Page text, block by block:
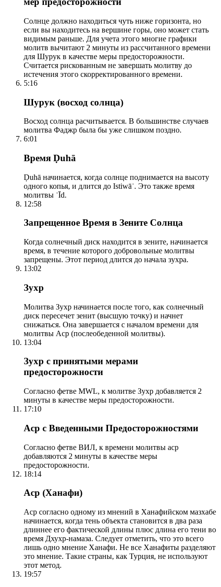
Солнце должно находиться чуть ниже горизонта, но
если вы находитесь на вершине горы, оно может стать
видимым раньше. Для учета этого многие графики
молитв вычитают 2 минуты из рассчитанного времени
для Шурук в качестве меры предосторожности.
Считается рискованным не завершать молитву до
истечения этого скорректированного времени.
5:16
Шурук (восход солнца)
Восход солнца расчитывается. В большинстве случаев
молитва Фаджр была бы уже слишком поздно.
6:01
Время Ḍuhā
Ḍuhā начинается, когда солнце поднимается на высоту
одного копья, и длится до Istiwāʾ. Это также время
молитвы ʿĪd.
12:58
Запрещенное Время в Зените Солнца
Когда солнечный диск находится в зените, начинается
время, в течение которого добровольные молитвы
запрещены. Этот период длится до начала зухра.
13:02
Зухр
Молитва Зухр начинается после того, как солнечный
диск пересечет зенит (высшую точку) и начнет
снижаться. Она завершается с началом времени для
молитвы Аср (послеобеденной молитвы).
13:04
Зухр с принятыми мерами
предосторожности
Согласно фетве MWL, к молитве Зухр добавляется 2
минуты в качестве меры предосторожности.
17:10
Аср с Введенными Предосторожностями
Согласно фетве ВИЛ, к времени молитвы аср
добавляются 2 минуты в качестве меры
предосторожности.
18:14
Аср (Ханафи)
Аср согласно одному из мнений в Ханафийском мазхабе
начинается, когда тень объекта становится в два раза
длиннее его фактической длины плюс длина его тени во
время Дхухр-намаза. Следует отметить, что это всего
лишь одно мнение Ханафи. Не все Ханафиты разделяют
это мнение. Такие страны, как Турция, не используют
этот метод.
19:57